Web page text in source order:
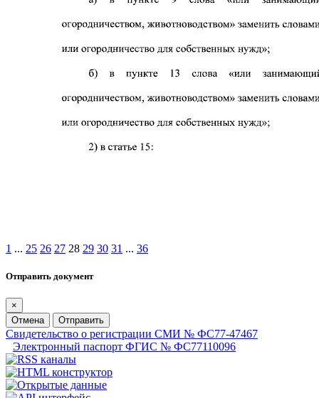
1 ... 25 26 27 28 29 30 31 ... 36
Отправить документ
×
Отмена
Отправить
Свидетельство о регистрации СМИ № ФС77-47467
Электронный паспорт ФГИС № ФС77110096